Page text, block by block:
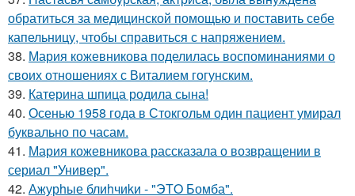
обратиться за медицинской помощью и поставить себе
капельницу, чтобы справиться с напряжением.
38. Мария кожевникова поделилась воспоминаниями о
своих отношениях с Виталием гогунским.
39. Катерина шпица родила сына!
40. Осенью 1958 года в Стокгольм один пациент умирал
буквально по часам.
41. Мария кожевникова рассказала о возвращении в
сериал "Универ".
42. Ажурhые блиhчиkи - "ЭТO Бомба".